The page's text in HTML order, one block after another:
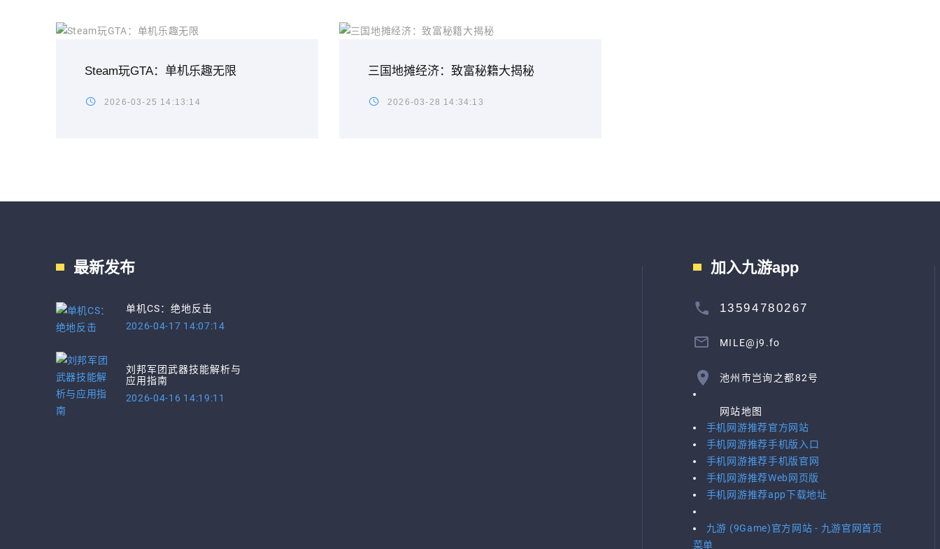
Steam玩GTA：单机乐趣无限
2026-03-25 14:13:14
三国地摊经济：致富秘籍大揭秘
2026-03-28 14:34:13
最新发布
单机CS：绝地反击
2026-04-17 14:07:14
刘邦军团武器技能解析与
应用指南
2026-04-16 14:19:11
加入九游app
13594780267
MILE@j9.fo
池州市岂询之都82号
网站地图
手机网游推荐官方网站
手机网游推荐手机版入口
手机网游推荐手机版官网
手机网游推荐Web网页版
手机网游推荐app下载地址
九游 (9Game)官方网站 - 九游官网首页
菜单